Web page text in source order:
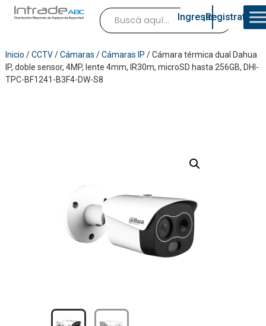
Ingresar¡Registrate!
Inicio /CCTV/Cámaras /Cámaras IP / Cámara térmica dual Dahua
IP, doble sensor, 4MP, lente 4mm, IR30m, microSD hasta 256GB, DHI-
TPC-BF1241-B3F4-DW-S8